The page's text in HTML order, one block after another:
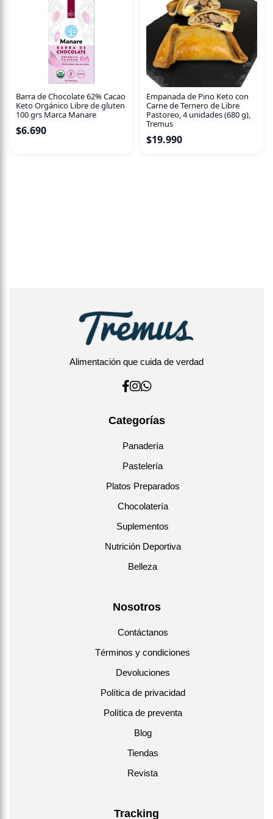
Base keto artesanal
Relleno cremoso:con queso crema.
Pulpa natural de berries
Apto para…
alimentación keto o baja en
carbohidratos.
Quienes buscanpostres sin azúcar añadida, frescos y
naturalmente frutales.
Barra de Chocolate 62% Cacao
Keto Orgánico Libre de gluten
100 grs Marca Manare
$6.690
Empanada de Pino Keto con
Carne de Ternero de Libre
Pastoreo, 4 unidades (680 g),
Tremus
$19.990
Alimentación que cuida de verdad
Categorías
Panadería
Pastelería
Platos Preparados
Chocolatería
Suplementos
Nutrición Deportiva
Belleza
Nosotros
Contáctanos
Términos y condiciones
Devoluciones
Política de privacidad
Política de preventa
Blog
Tiendas
Revista
Tracking